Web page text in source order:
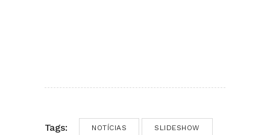
Tags: NOTÍCIAS SLIDESHOW